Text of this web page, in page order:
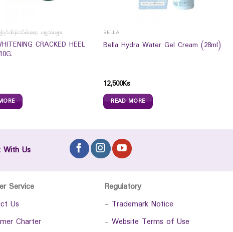
ြင်ထိန်းသိမ်းရေး ပစ္စည်းများ
CRACKED HEEL
BELLA
Bella Hydra Water Gel Cream (28ml)
12,500Ks
READ MORE
Us
Service
Us
Charter
Regulatory
- Trademark Notice
- Website Terms of Use